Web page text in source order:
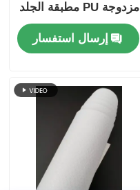
مزدوجة PU مطبقة الجلد
كرة القدم مع نمط قابلة
للتخصيص لكرة القدم
الممتازة
إرسال استفسار